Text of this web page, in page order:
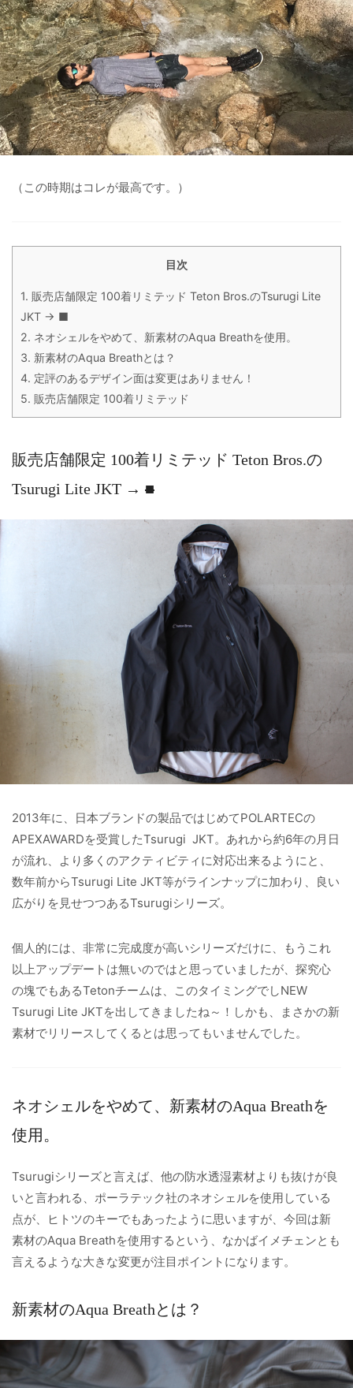
（この時期はコレが最高です。）
目次
1. 販売店舗限定 100着リミテッド Teton Bros.のTsurugi Lite
JKT → ■
2. ネオシェルをやめて、新素材のAqua Breathを使用。
3. 新素材のAqua Breathとは？
4. 定評のあるデザイン面は変更はありません！
5. 販売店舗限定 100着リミテッド
販売店舗限定 100着リミテッド Teton Bros.の
Tsurugi Lite JKT → ■
2013年に、日本ブランドの製品ではじめてPOLARTECの
APEXAWARDを受賞したTsurugi JKT。あれから約6年の月日
が流れ、より多くのアクティビティに対応出来るようにと、
数年前からTsurugi Lite JKT等がラインナップに加わり、良い
広がりを見せつつあるTsurugiシリーズ。
個人的には、非常に完成度が高いシリーズだけに、もうこれ
以上アップデートは無いのではと思っていましたが、探究心
の塊でもあるTetonチームは、このタイミングでしNEW
Tsurugi Lite JKTを出してきましたね～！しかも、まさかの新
素材でリリースしてくるとは思ってもいませんでした。
ネオシェルをやめて、新素材のAqua Breathを
使用。
Tsurugiシリーズと言えば、他の防水透湿素材よりも抜けが良
いと言われる、ポーラテック社のネオシェルを使用している
点が、ヒトツのキーでもあったように思いますが、今回は新
素材のAqua Breathを使用するという、なかばイメチェンとも
言えるような大きな変更が注目ポイントになります。
新素材のAqua Breathとは？